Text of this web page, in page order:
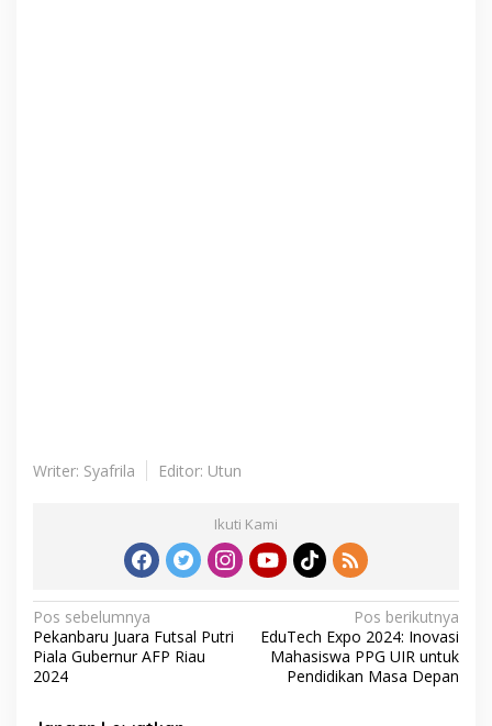
Writer: Syafrila Editor: Utun
Ikuti Kami
N
a
v
i
Pos sebelumnya
Pekanbaru Juara Futsal Putri
Piala Gubernur AFP Riau
2024
Pos berikutnya
EduTech Expo 2024: Inovasi
Mahasiswa PPG UIR untuk
Pendidikan Masa Depan